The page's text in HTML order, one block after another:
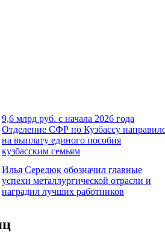
9,6 млрд руб. с начала 2026 года
Отделение СФР по Кузбассу
на выплату единого пособия
кузбасским семьям
Илья Середюк обозначил главные
успехи металлургической отрасли и
наградил лучших работников